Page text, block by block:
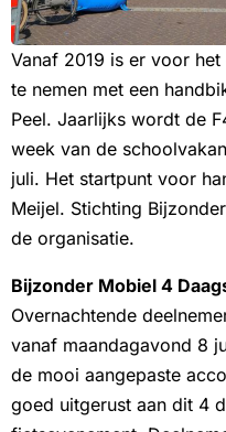
Vanaf 2019 is er voor
te nemen met een
Peel. Jaarlijks wordt de
week van de
juli. Het startpunt voor
Meijel. Stichting
de organisatie.
Bijzonder Mobiel 4
Overnachtende
vanaf maandagavond 8
de mooi aangepaste
goed uitgerust aan dit 4